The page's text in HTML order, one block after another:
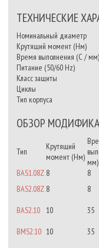
ТЕХНИЧЕСКИЕ
Номинальный диаметр
Крутящий момент (Нм)
Время выполнения (С / мм)
Питание (50/60 Hz)
Класс защиты
Циклы
Тип корпуса
ОБЗОР
Тип
Крутящий
момент (Нм) мм)
BAS1.08Z 8 8
BAS2.08Z 8 8
BAS2.10
10 35
BMS2.10 10 35